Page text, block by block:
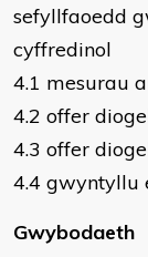
sefyllfaoedd
cyffredinol
4.1 mesurau
4.2 offer
4.3 offer
4.4 gwyntyllu
Gwybodaeth